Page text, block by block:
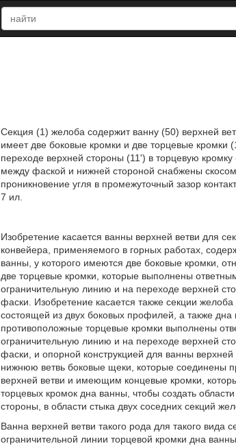
Секция (1) желоба содержит ванну (50) верхней
имеет две боковые кромки и две торцевые
переходе верхней стороны (11') в торцевую
между фаской и нижней стороной снабжены
проникновение угля в промежуточный зазор
7 ил.
Изобретение касается ванны верхней ветви для
конвейера, применяемого в горных работах,
ванны, у которого имеются две боковые кромки,
две торцевые кромки, которые выполнены
ограничительную линию и на переходе верхней
фаски. Изобретение касается также секции
состоящей из двух боковых профилей, а также
противоположные торцевые кромки выполнены
ограничительную линию и на переходе верхней
фаски, и опорной конструкцией для ванны
нижнюю ветвь боковые щеки, которые соединены
верхней ветви и имеющим концевые кромки,
торцевых кромок дна ванны, чтобы создать
стороны, в области стыка двух соседних секций
Ванна верхней ветви такого рода для такого вида
ограничительной линии торцевой кромки дна